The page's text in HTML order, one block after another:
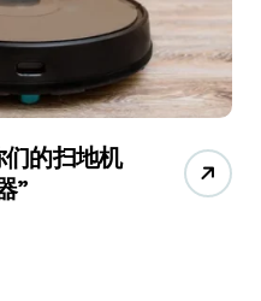
的扫地机
”